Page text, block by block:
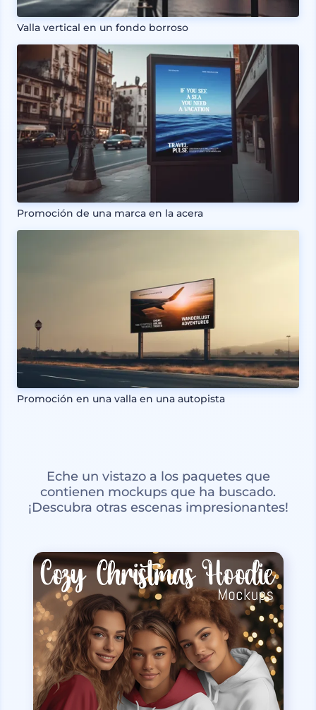
Valla vertical en un fondo borroso
Promoción de una marca en la acera
Promoción en una valla en una autopista
Eche un vistazo a los paquetes que
contienen mockups que ha buscado.
¡Descubra otras escenas impresionantes!